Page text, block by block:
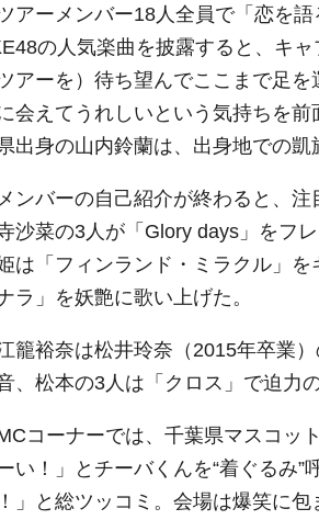
アーメンバー18人全員で「恋を
の人気楽曲を披露すると、キ
アーを）待ち望んでここまで足
会えてうれしいという気持ちを
出身の山内鈴蘭は、出身地での凱
ンバーの自己紹介が終わると、注
沙菜の3人が「Glory days」をフ
は「フィンランド・ミラクル」
ラ」を妖艶に歌い上げた。
籠裕奈は松井玲奈（2015年卒業
、松本の3人は「クロス」で迫力
コーナーでは、千葉県マスコッ
い！」とチーバくんを“着ぐるみ
」と総ツッコミ。会場は爆笑に包